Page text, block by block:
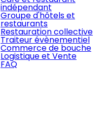
indépendant
Groupe d'hôtels et
restaurants
Restauration collective
Traiteur évènementiel
Commerce de bouche
Logistique et Vente
FAQ